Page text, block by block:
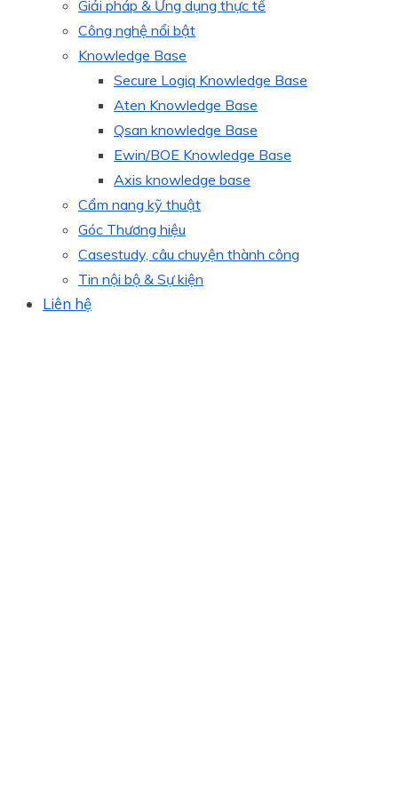
Giải pháp & Ứng dụng thực tế
Công nghệ nổi bật
Knowledge Base
Secure Logiq Knowledge Base
Aten Knowledge Base
Qsan knowledge Base
Ewin/BOE Knowledge Base
Axis knowledge base
Cẩm nang kỹ thuật
Góc Thương hiệu
Casestudy, câu chuyện thành công
Tin nội bộ & Sự kiện
Liên hệ